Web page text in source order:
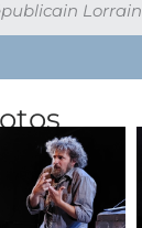
Lorrain